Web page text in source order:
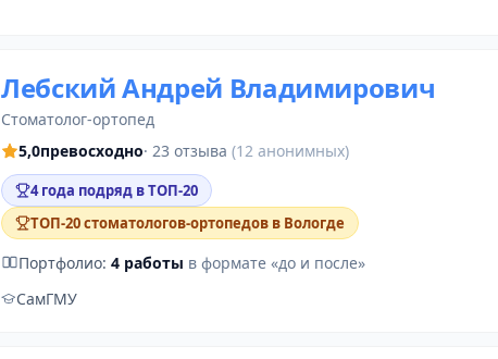
Лебский Андрей Владимирович
стоматолог-ортопед
5,0превосходно· 23 отзыва (12 анонимных)
4 года подряд в ТОП-20
ТОП-20 стоматологов-ортопедов в Вологде
Портфолио: 4 работы в формате «до и после»
СамГМУ